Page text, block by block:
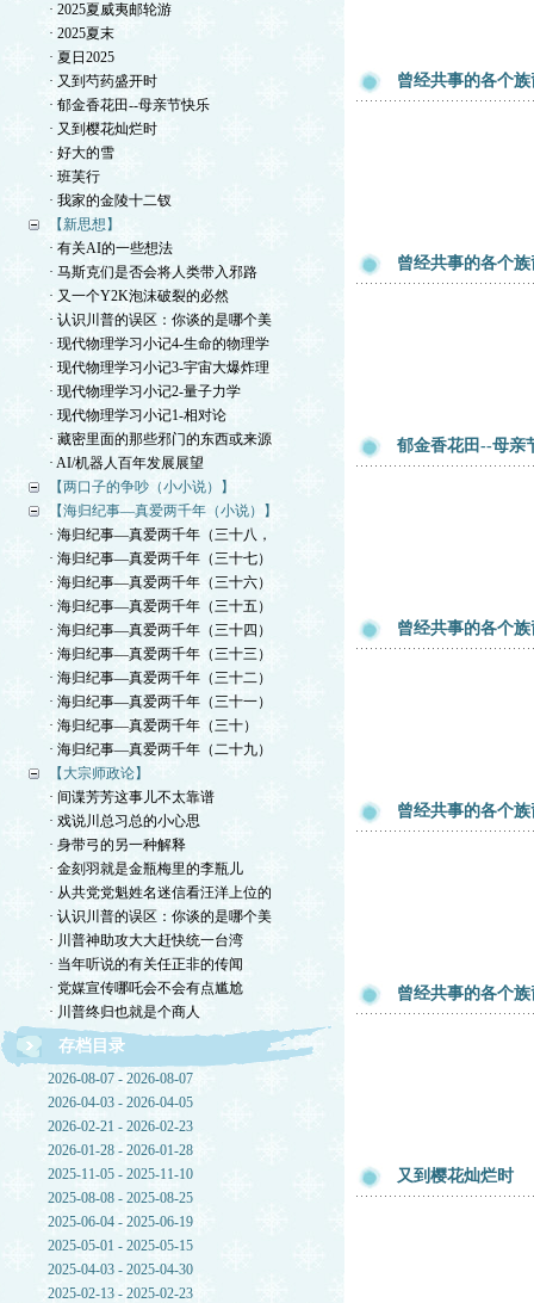
· 2025夏威夷邮轮游
· 2025夏末
· 夏日2025
· 又到芍药盛开时
· 郁金香花田--母亲节快乐
· 又到樱花灿烂时
· 好大的雪
· 班芙行
· 我家的金陵十二钗
【新思想】
· 有关AI的一些想法
· 马斯克们是否会将人类带入邪路
· 又一个Y2K泡沫破裂的必然
· 认识川普的误区：你谈的是哪个美
· 现代物理学习小记4-生命的物理学
· 现代物理学习小记3-宇宙大爆炸理
· 现代物理学习小记2-量子力学
· 现代物理学习小记1-相对论
· 藏密里面的那些邪门的东西或来源
· AI/机器人百年发展展望
【两口子的争吵（小小说）】
【海归纪事—真爱两千年（小说）】
· 海归纪事—真爱两千年（三十八，
· 海归纪事—真爱两千年（三十七）
· 海归纪事—真爱两千年（三十六）
· 海归纪事—真爱两千年（三十五）
· 海归纪事—真爱两千年（三十四）
· 海归纪事—真爱两千年（三十三）
· 海归纪事—真爱两千年（三十二）
· 海归纪事—真爱两千年（三十一）
· 海归纪事—真爱两千年（三十）
· 海归纪事—真爱两千年（二十九）
【大宗师政论】
· 间谍芳芳这事儿不太靠谱
· 戏说川总习总的小心思
· 身带弓的另一种解释
· 金刻羽就是金瓶梅里的李瓶儿
· 从共党党魁姓名迷信看汪洋上位的
· 认识川普的误区：你谈的是哪个美
· 川普神助攻大大赶快统一台湾
· 当年听说的有关任正非的传闻
· 党媒宣传哪吒会不会有点尴尬
· 川普终归也就是个商人
存档目录
2026-08-07 - 2026-08-07
2026-04-03 - 2026-04-05
2026-02-21 - 2026-02-23
2026-01-28 - 2026-01-28
2025-11-05 - 2025-11-10
2025-08-08 - 2025-08-25
2025-06-04 - 2025-06-19
2025-05-01 - 2025-05-15
2025-04-03 - 2025-04-30
2025-02-13 - 2025-02-23
曾经共事的各个
曾经共事的各个
郁金香花田--母亲
曾经共事的各个
曾经共事的各个
曾经共事的各个
又到樱花灿烂时